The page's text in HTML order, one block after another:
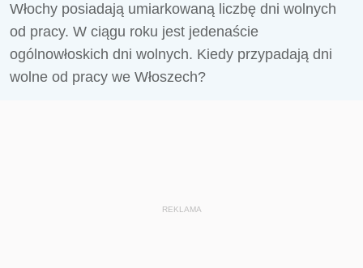
Włochy posiadają umiarkowaną liczbę dni wolnych
od pracy. W ciągu roku jest jedenaście
ogólnowłoskich dni wolnych. Kiedy przypadają dni
wolne od pracy we Włoszech?
REKLAMA